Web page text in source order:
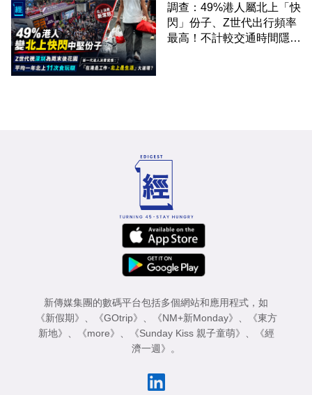
調查：49%港人屬北上「快
閃」份子、Z世代出行頻率
最高！不計較交通時間隱形
新傳媒集團的數碼平台包括多個網站和應用程式，如
《新假期》 、 《GOtrip》 、 《NM+新Monday》 、
《東方
新地》 、 《more》 、 《Sunday Kiss 親子童萌》 、
《經
濟一週》 。